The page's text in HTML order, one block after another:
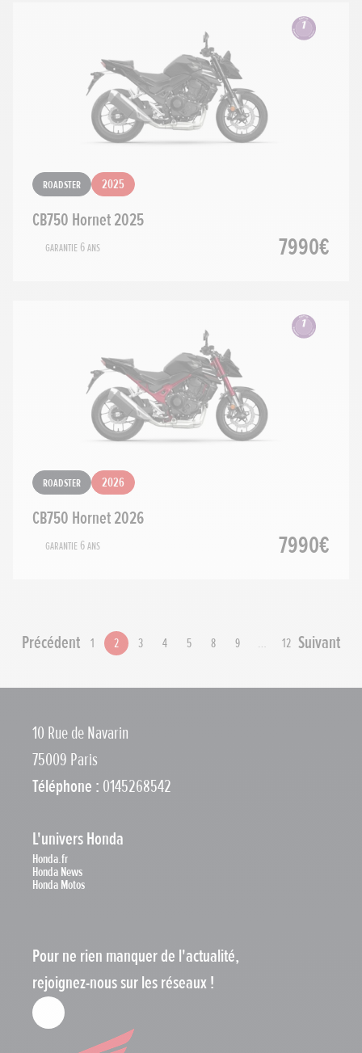
Roadster 2025
CB750 Hornet 2025
Garantie 6 ans 7990€
Roadster 2026
CB750 Hornet 2026
Garantie 6 ans 7990€
Précédent 1 2 3 4 5 8 9 … 12 Suivant
10 Rue de Navarin
75009 Paris
Téléphone : 0145268542
L'univers Honda
Honda.fr
Honda News
Honda Motos
Pour ne rien manquer de l'actualité,
rejoignez-nous sur les réseaux !